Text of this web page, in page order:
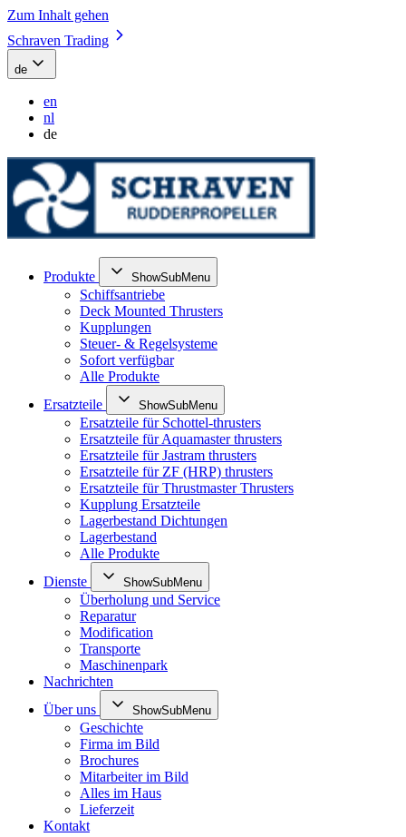
Zum Inhalt gehen
Schraven Trading
de
en
nl
de
Produkte ShowSubMenu
Schiffsantriebe
Deck Mounted Thrusters
Kupplungen
Steuer- & Regelsysteme
Sofort verfügbar
Alle Produkte
Ersatzteile
ShowSubMenu
Ersatzteile für Schottel-thrusters
Ersatzteile für Aquamaster thrusters
Ersatzteile für Jastram thrusters
Ersatzteile für ZF (HRP) thrusters
Ersatzteile für Thrustmaster Thrusters
Kupplung Ersatzteile
Lagerbestand Dichtungen
Lagerbestand
Alle Produkte
Dienste
ShowSubMenu
Überholung und Service
Reparatur
Modification
Transporte
Maschinenpark
Nachrichten
Über uns
ShowSubMenu
Geschichte
Firma im Bild
Brochures
Mitarbeiter im Bild
Alles im Haus
Lieferzeit
Kontakt